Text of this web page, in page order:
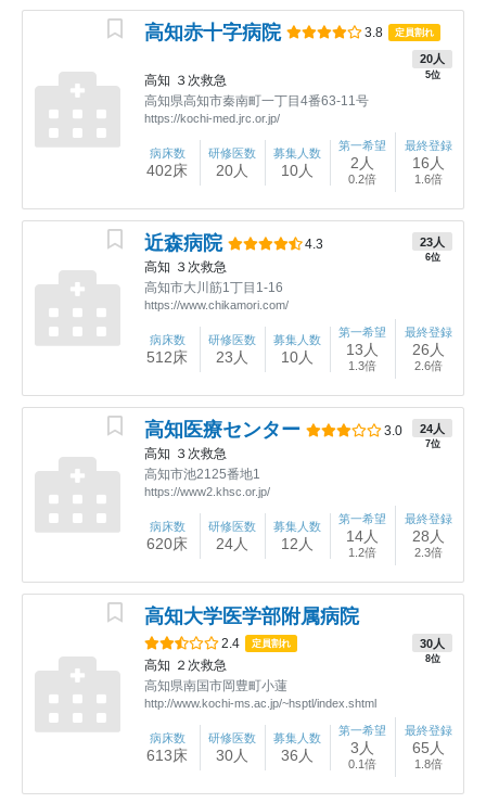
高知赤十字病院 3.8 定員割れ
20人
5位
高知 ３次救急
高知県高知市秦南町一丁目4番63-11号
https://kochi-med.jrc.or.jp/
病床数
402床
研修医数
20人
募集人数
10人
第一希望
2人
0.2倍
最終登録
16人
1.6倍
近森病院 4.3 23人
6位
高知 ３次救急
高知市大川筋1丁目1-16
https://www.chikamori.com/
病床数
512床
研修医数
23人
募集人数
10人
第一希望
13人
1.3倍
最終登録
26人
2.6倍
高知医療センター 3.0 24人
7位
高知 ３次救急
高知市池2125番地1
https://www2.khsc.or.jp/
病床数
620床
研修医数
24人
募集人数
12人
第一希望
14人
1.2倍
最終登録
28人
2.3倍
高知大学医学部附属病院
2.4 定員割れ 30人
8位
高知 ２次救急
高知県南国市岡豊町小蓮
http://www.kochi-ms.ac.jp/~hsptl/index.shtml
病床数
613床
研修医数
30人
募集人数
36人
第一希望
3人
0.1倍
最終登録
65人
1.8倍